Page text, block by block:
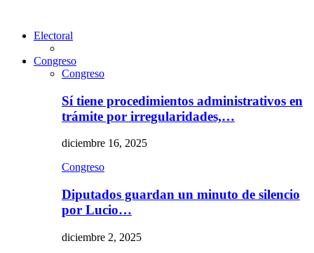
Electoral
Congreso
Congreso
Sí tiene procedimientos administrativos en
trámite por irregularidades,…
diciembre 16, 2025
Congreso
Diputados guardan un minuto de silencio
por Lucio…
diciembre 2, 2025